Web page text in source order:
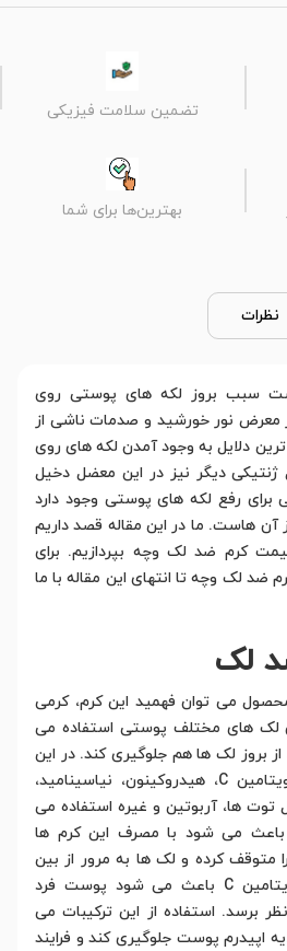
تضمین سلامت فیزیکی
بهترین‌ها برای شما
نظرات
سبب بروز لکه های پوستی روی
معرض نور خورشید و صدمات ناشی از
دلایل به وجود آمدن لکه های روی
دیگر نیز در این معضل دخیل
رفع لکه های پوستی وجود دارد
هاست. ما در این مقاله قصد داریم
کرم ضد لک وچه بپردازیم. برای
ضد لک وچه تا انتهای این مقاله با ما
لک
می توان فهمید این کرم، کرمی
لک های مختلف پوستی استفاده می
بروز لک ها هم جلوگیری کند. در این
کرم ها از موادی مانند ویتامین C، هیدروکینون، نیاسینامید،
ها، آربوتین و غیره استفاده می
باعث می شود با مصرف این کرم ها
متوقف کرده و لک ها به مرور از بین
بروند. هم چنین وجود ویتامین C باعث می شود پوست فرد
برسد. استفاده از این ترکیبات می
اپیدرم پوست جلوگیری کند و فرایند